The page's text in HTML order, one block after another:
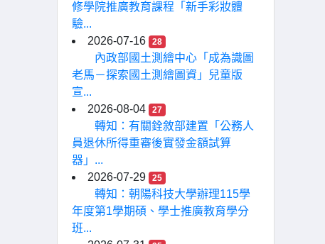
修學院推廣教育課程「新手彩妝體
驗...
2026-07-16
28
內政部國土測繪中心「成為識圖
老馬－探索國土測繪圖資」兒童版
宣...
2026-08-04
27
轉知：有關銓敘部建置「公務人
員退休所得重審後實發金額試算
器」...
2026-07-29
25
轉知：朝陽科技大學辦理115學
年度第1學期碩、學士推廣教育學分
班...